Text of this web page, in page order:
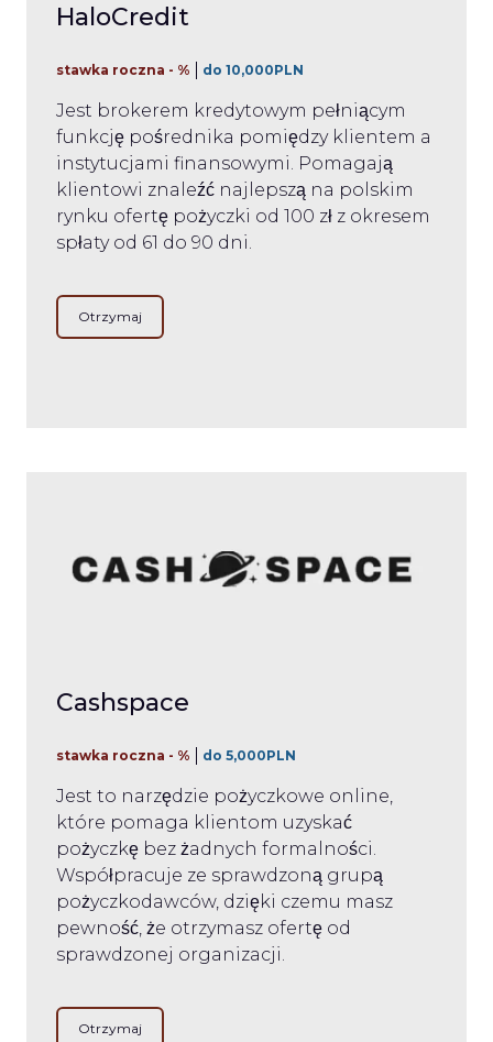
HaloCredit
stawka roczna - % do 10,000PLN
Jest brokerem kredytowym pełniącym
funkcję pośrednika pomiędzy klientem a
instytucjami finansowymi. Pomagają
klientowi znaleźć najlepszą na polskim
rynku ofertę pożyczki od 100 zł z okresem
spłaty od 61 do 90 dni.
Otrzymaj
Cashspace
stawka roczna - % do 5,000PLN
Jest to narzędzie pożyczkowe online,
które pomaga klientom uzyskać
pożyczkę bez żadnych formalności.
Współpracuje ze sprawdzoną grupą
pożyczkodawców, dzięki czemu masz
pewność, że otrzymasz ofertę od
sprawdzonej organizacji.
Otrzymaj